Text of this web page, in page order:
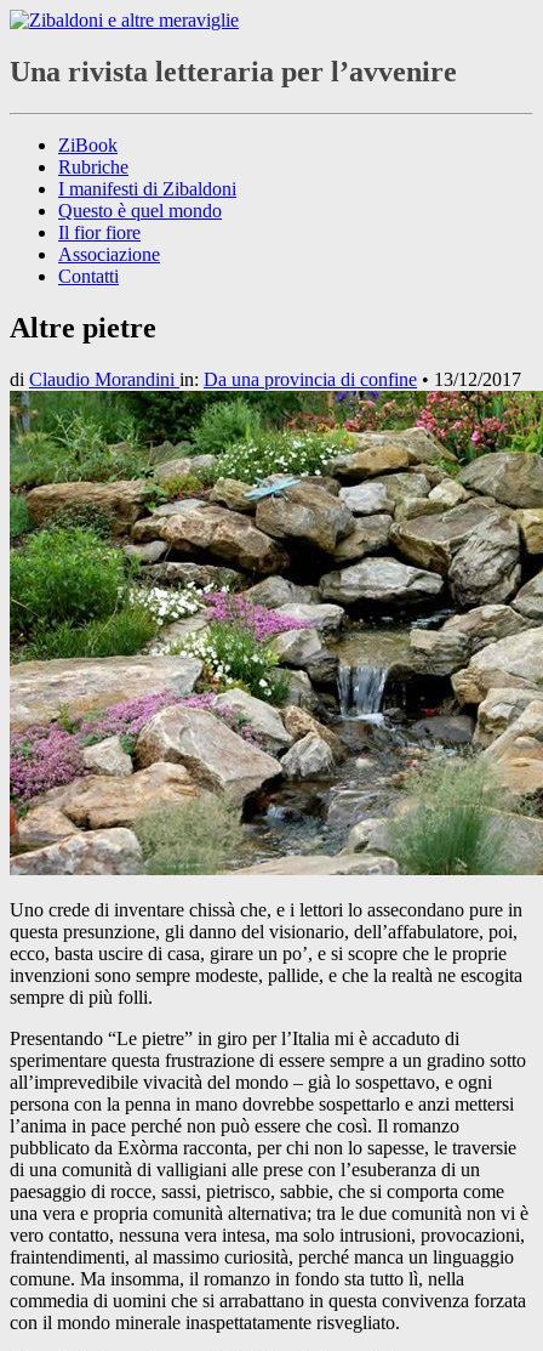
Una rivista letteraria per l’avvenire
ZiBook
Rubriche
I manifesti di Zibaldoni
Questo è quel mondo
Il fior fiore
Associazione
Contatti
Altre pietre
di Claudio Morandini in: Da una provincia di confine • 13/12/2017
Uno crede di inventare chissà che, e i lettori lo assecondano pure in
questa presunzione, gli danno del visionario, dell’affabulatore, poi,
ecco, basta uscire di casa, girare un po’, e si scopre che le proprie
invenzioni sono sempre modeste, pallide, e che la realtà ne escogita
sempre di più folli.
Presentando “Le pietre” in giro per l’Italia mi è accaduto di
sperimentare questa frustrazione di essere sempre a un gradino sotto
all’imprevedibile vivacità del mondo – già lo sospettavo, e ogni
persona con la penna in mano dovrebbe sospettarlo e anzi mettersi
l’anima in pace perché non può essere che così. Il romanzo
pubblicato da Exòrma racconta, per chi non lo sapesse, le traversie
di una comunità di valligiani alle prese con l’esuberanza di un
paesaggio di rocce, sassi, pietrisco, sabbie, che si comporta come
una vera e propria comunità alternativa; tra le due comunità non vi è
vero contatto, nessuna vera intesa, ma solo intrusioni, provocazioni,
fraintendimenti, al massimo curiosità, perché manca un linguaggio
comune. Ma insomma, il romanzo in fondo sta tutto lì, nella
commedia di uomini che si arrabattano in questa convivenza forzata
con il mondo minerale inaspettatamente risvegliato.